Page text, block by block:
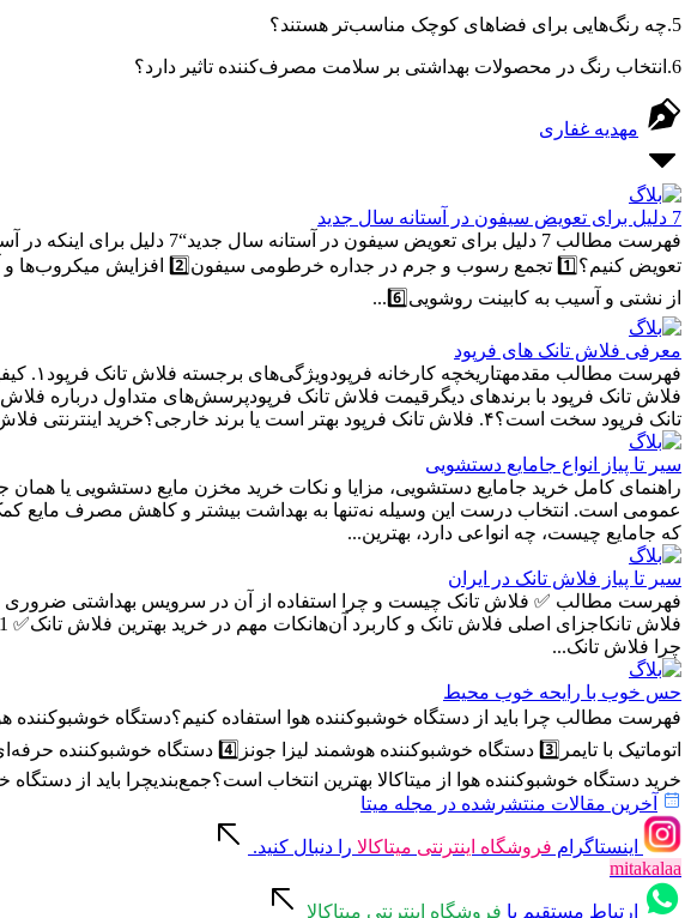
5.چه رنگ‌هایی برای فضاهای کوچک مناسب‌تر هستند؟
6.انتخاب رنگ در محصولات بهداشتی بر سلامت مصرف‌کننده تاثیر دارد؟
مهدیه غفاری
7 دلیل برای تعویض سیفون در آستانه سال جدید
فهرست مطالب 7 دلیل برای
از نشتی و آسیب به کابینت روشویی6️⃣...
معرفی فلاش تانک های فرپود
تانک فرپود سخت است؟۴. فلاش تانک فرپود بهتر است یا برند خارجی؟خرید اینترنتی فلاش...
سیر تا پیاز انواع جامایع دستشویی
راهنمای کامل خرید جامایع دستشویی، مزایا و نکات خرید مخزن مایع دستشویی یا
عمومی است. انتخاب درست این وسیله نه‌تنها به بهداشت بیشتر و کاهش مصرف مایع
که جامایع چیست، چه انواعی دارد، بهترین...
سیر تا پیاز فلاش تانک در ایران
چرا فلاش تانک...
حس خوب با رایحه خوب محیط
اتوماتیک با تایمر3️⃣ دستگاه
خرید دستگاه خوشبوکننده هوا از میتاکالا بهترین انتخاب است؟جمع‌بندیچرا باید از
آخرین مقالات منتشرشده در مجله میتا
اینستاگرام فروشگاه اینترنتی میتاکالا را دنبال کنید.
mitakalaa
ارتباط مستقیم با فروشگاه اینترنتی میتاکالا